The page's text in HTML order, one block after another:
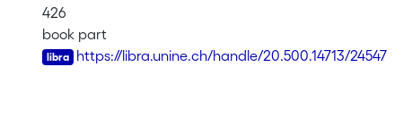
426
book part
https://libra.unine.ch/handle/20.500.14713/24547